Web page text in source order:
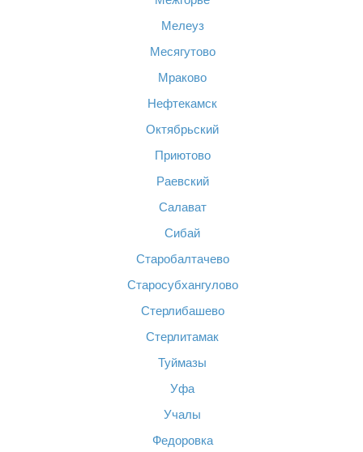
Мелеуз
Месягутово
Мраково
Нефтекамск
Октябрьский
Приютово
Раевский
Салават
Сибай
Старобалтачево
Старосубхангулово
Стерлибашево
Стерлитамак
Туймазы
Уфа
Учалы
Федоровка